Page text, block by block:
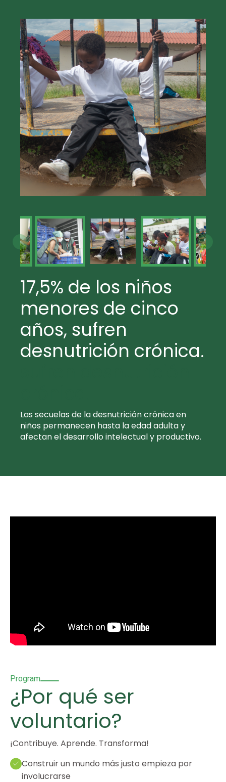
17,5% de los niños
menores de cinco
años, sufren
desnutrición crónica.
Las secuelas de la desnutrición crónica en
niños permanecen hasta la edad adulta y
afectan el desarrollo intelectual y productivo.
Program
¿Por qué ser
voluntario?
¡Contribuye. Aprende. Transforma!
Construir un mundo más justo empieza por
involucrarse